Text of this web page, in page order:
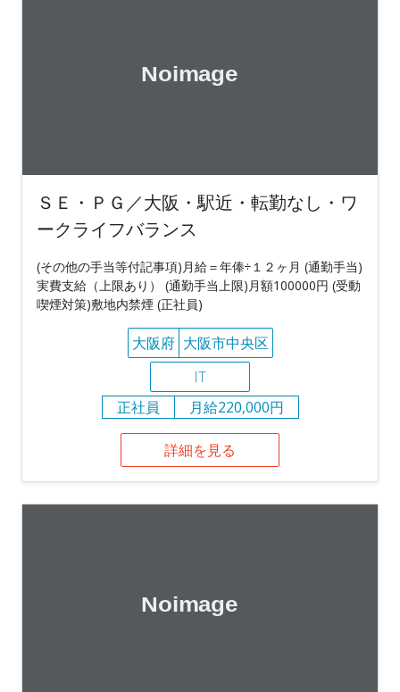
ＳＥ・ＰＧ／大阪・駅近・転勤なし・ワ
ークライフバランス
(その他の手当等付記事項)月給＝年俸÷１２ヶ月 (通勤手当)
実費支給（上限あり） (通勤手当上限)月額100000円 (受動
喫煙対策)敷地内禁煙 (正社員)
大阪府 大阪市中央区
IT
正社員
月給220,000円
詳細を見る